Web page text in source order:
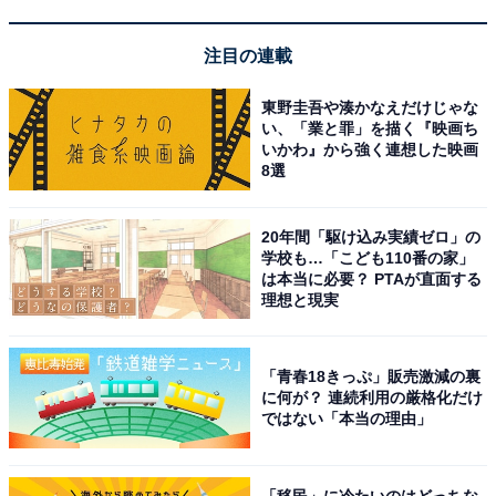
アクセス・料金情報は？ 泊まれる？
アクセス
アクセス：近鉄奈良線・大阪線「布施駅」から徒歩約5
分、JRおおさか東線「河内永和駅」から徒歩約5分。車
の場合は提携駐車場「マッスルパーク」が利用可能で
す。
注目の連載
東野圭吾や湊かなえだけじゃな
い、「業と罪」を描く『映画ち
いかわ』から強く連想した映画
8選
20年間「駆け込み実績ゼロ」の
学校も…「こども110番の家」
は本当に必要？ PTAが直面する
理想と現実
「青春18きっぷ」販売激減の裏
に何が？ 連続利用の厳格化だけ
ではない「本当の理由」